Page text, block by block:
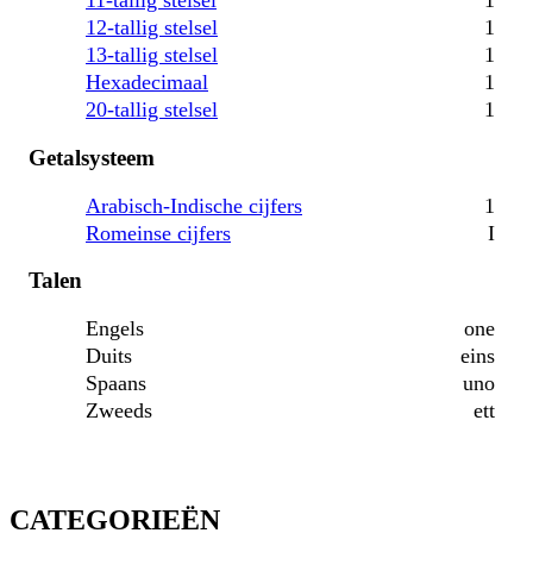
12-tallig stelsel
1
13-tallig stelsel
1
Hexadecimaal
1
20-tallig stelsel
1
Getalsysteem
Arabisch-Indische cijfers
1
Romeinse cijfers
I
Talen
Engels
one
Duits
eins
Spaans
uno
Zweeds
ett
CATEGORIEËN